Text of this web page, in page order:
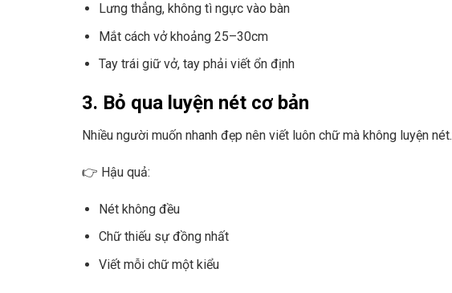
Lưng thẳng, không tì ngực vào bàn
Mắt cách vở khoảng 25–30cm
Tay trái giữ vở, tay phải viết ổn định
3. Bỏ qua luyện nét cơ bản
Nhiều người muốn nhanh đẹp nên viết luôn chữ mà không luyện nét.
👉 Hậu quả:
Nét không đều
Chữ thiếu sự đồng nhất
Viết mỗi chữ một kiểu